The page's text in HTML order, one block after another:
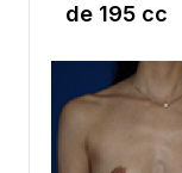
de 195 cc